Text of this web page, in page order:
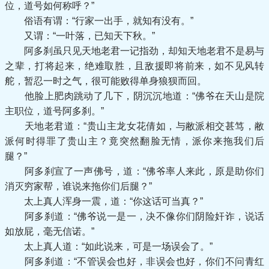
位，道号如何称呼？”
俗语有谓：“行家一出手，就知有没有。”
又谓：“一叶落，已知天下秋。”
阿多刹虽只见天地老君一记指劲，却知天地老君不是易与
之辈，打将起来，绝难取胜，且敌援即将前来，如不见风转
舵，暂忍一时之气，很可能败得单身狼狈而回。
他脸上肥肉跳动了几下，阴沉沉地道：“佛爷在天山是院
主职位，道号阿多刹。”
天地老君道：“贵山主龙女花倩如，与敝派相交甚笃，敝
派何时得罪了贵山主？竟突然翻脸无情，派你来拖我们后
腿？”
阿多刹宣了一声佛号，道：“佛爷率人来此，原是助你们
消灭穷家帮，谁说来拖你们后腿？”
太上真人浑身一震，道：“你这话可当真？”
阿多刹道：“佛爷说一是一，决不像你们阴险奸诈，说话
如放屁，毫无信诺。”
太上真人道：“如此说来，可是一场误会了。”
阿多刹道：“不管误会也好，非误会也好，你们不问青红